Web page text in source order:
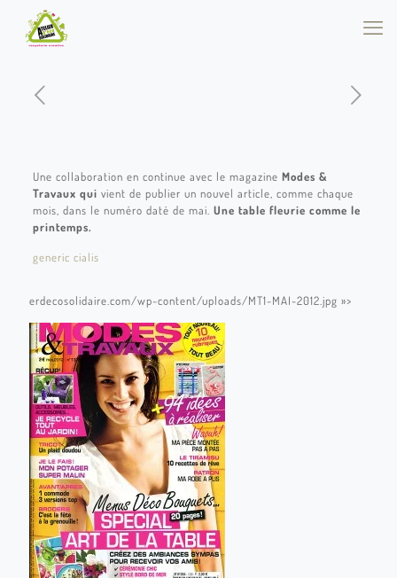
Une collaboration en continue avec le magazine Modes &
Travaux qui vient de publier un nouvel article, comme chaque
mois, dans le numéro daté de mai. Une table fleurie comme le
printemps.
generic cialis
erdecosolidaire.com/wp-content/uploads/MT1-MAI-2012.jpg »>